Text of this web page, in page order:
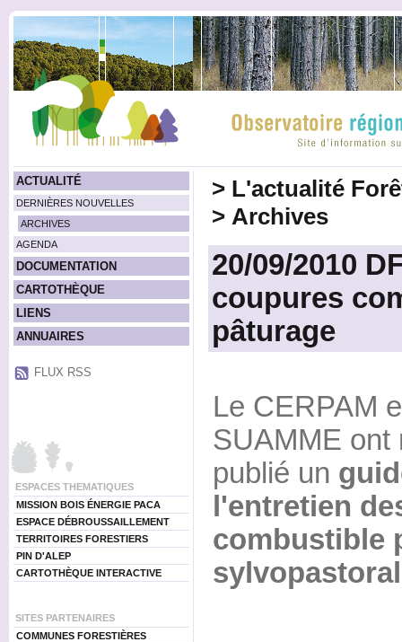
ACTUALITÉ
DERNIÈRES NOUVELLES
ARCHIVES
AGENDA
DOCUMENTATION
CARTOTHÈQUE
LIENS
ANNUAIRES
FLUX RSS
ESPACES THEMATIQUES
MISSION BOIS ÉNERGIE PACA
ESPACE DÉBROUSSAILLEMENT
TERRITOIRES FORESTIERS
PIN D'ALEP
CARTOTHÈQUE INTERACTIVE
SITES PARTENAIRES
COMMUNES FORESTIÈRES
> L'actualité
> Archives
20/09/2010
coupures
pâturage
Le CERPAM
SUAMME ont
publié un
l'entretien
combustible